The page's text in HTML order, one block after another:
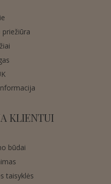
priežiūra
KLIENTUI
būdai
taisyklės